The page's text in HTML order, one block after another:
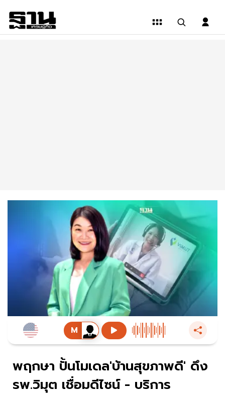
พฤกษา ปั้นโมเดล'บ้านสุขภาพดี' ดึง
รพ.วิมุต เชื่อมดีไซน์ - บริการ